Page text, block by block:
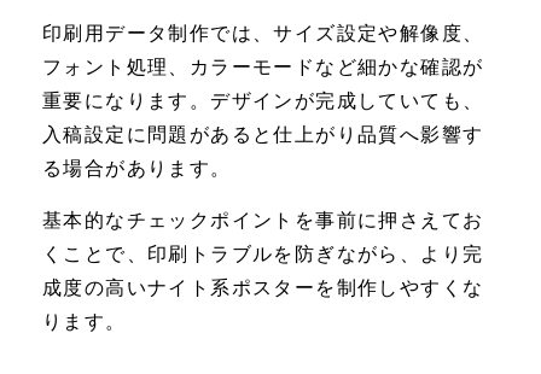
印刷用データ制作では、サイズ設定や解像度、
フォント処理、カラーモードなど細かな確認が
重要になります。デザインが完成していても、
入稿設定に問題があると仕上がり品質へ影響す
る場合があります。
基本的なチェックポイントを事前に押さえてお
くことで、印刷トラブルを防ぎながら、より完
成度の高いナイト系ポスターを制作しやすくな
ります。